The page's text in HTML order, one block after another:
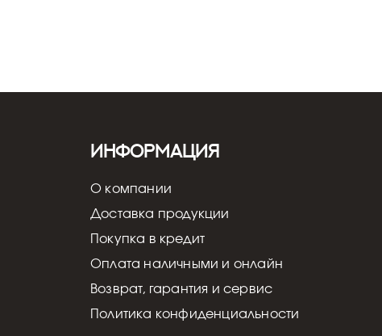
Информация
О компании
Доставка продукции
Покупка в кредит
Оплата наличными и онлайн
Возврат, гарантия и сервис
Политика конфиденциальности